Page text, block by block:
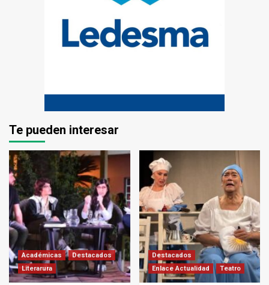
Te pueden interesar
Académicas
Destacados
Literarura
Destacados
Enlace Actualidad
Teatro